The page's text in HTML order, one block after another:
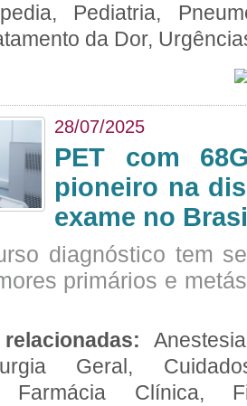
Pediatria,
da Dor,
28/07/2025
PET com
pioneiro na
exame no
diagnóstico tem
primários e
Geral,
Farmácia Clínica,